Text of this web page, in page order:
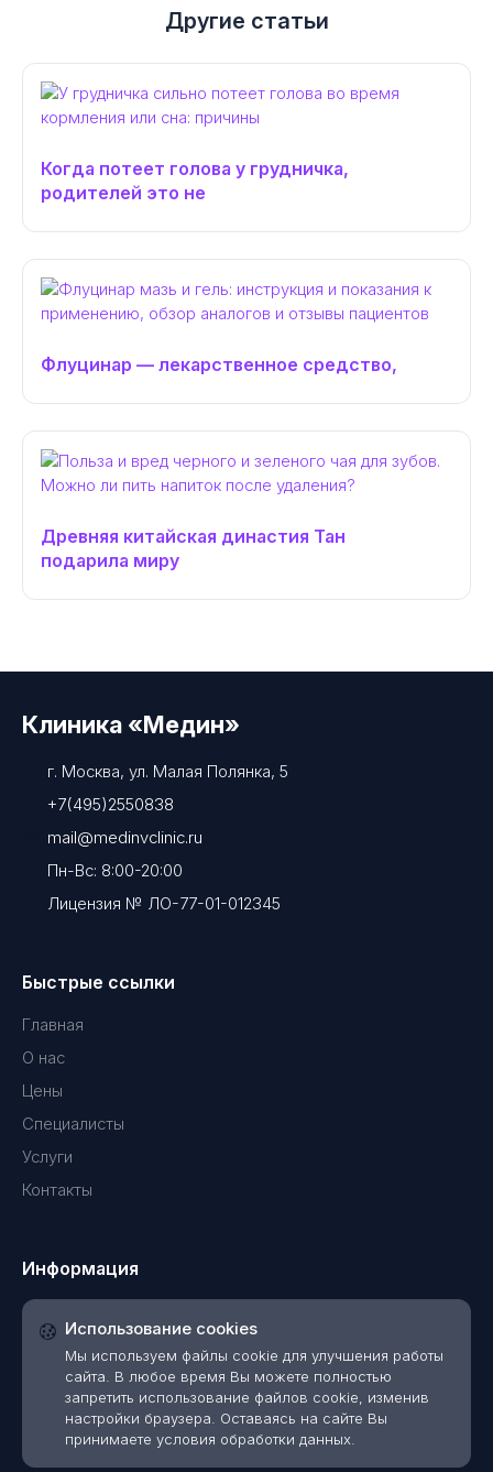
Другие статьи
Когда потеет голова у грудничка,
родителей это не
Флуцинар — лекарственное средство,
Древняя китайская династия Тан
подарила миру
Клиника «Медин»
г. Москва, ул. Малая Полянка, 5
+7(495)2550838
mail@medinvclinic.ru
Пн-Вс: 8:00-20:00
Лицензия № ЛО-77-01-012345
Быстрые ссылки
Главная
О нас
Цены
Специалисты
Услуги
Контакты
Информация
Использование cookies
Мы используем файлы cookie для улучшения работы
сайта. В любое время Вы можете полностью
запретить использование файлов cookie, изменив
настройки браузера. Оставаясь на сайте Вы
принимаете условия обработки данных.